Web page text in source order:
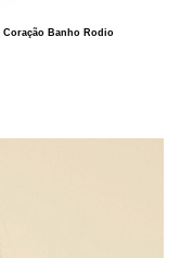
Banho Rodio